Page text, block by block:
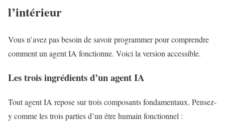
l’intérieur
Vous n’avez pas besoin de savoir programmer pour comprendre
comment un agent IA fonctionne. Voici la version accessible.
Les trois ingrédients d’un agent IA
Tout agent IA repose sur trois composants fondamentaux. Pensez-
y comme les trois parties d’un être humain fonctionnel :